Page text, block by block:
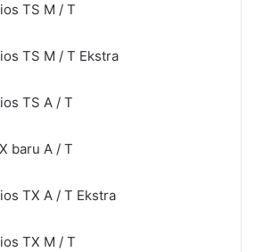
TS M / T
TS M / T Ekstra
TS A / T
baru A / T
TX A / T Ekstra
TX M / T